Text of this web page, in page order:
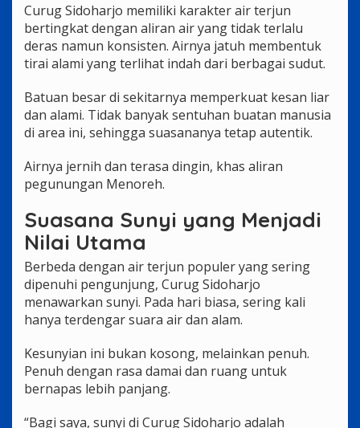
Curug Sidoharjo memiliki karakter air terjun
bertingkat dengan aliran air yang tidak terlalu
deras namun konsisten. Airnya jatuh membentuk
tirai alami yang terlihat indah dari berbagai sudut.
Batuan besar di sekitarnya memperkuat kesan liar
dan alami. Tidak banyak sentuhan buatan manusia
di area ini, sehingga suasananya tetap autentik.
Airnya jernih dan terasa dingin, khas aliran
pegunungan Menoreh.
Suasana Sunyi yang Menjadi
Nilai Utama
Berbeda dengan air terjun populer yang sering
dipenuhi pengunjung, Curug Sidoharjo
menawarkan sunyi. Pada hari biasa, sering kali
hanya terdengar suara air dan alam.
Kesunyian ini bukan kosong, melainkan penuh.
Penuh dengan rasa damai dan ruang untuk
bernapas lebih panjang.
“Bagi saya, sunyi di Curug Sidoharjo adalah